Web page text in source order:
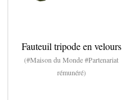
Fauteuil tripode en velours
(#Maison du Monde #Partenariat
rémunéré)